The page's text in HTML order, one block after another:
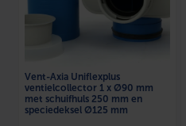
Vent-Axia Uniflexplus
ventielcollector 1 x Ø90 mm
met schuifhuls 250 mm en
speciedeksel Ø125 mm